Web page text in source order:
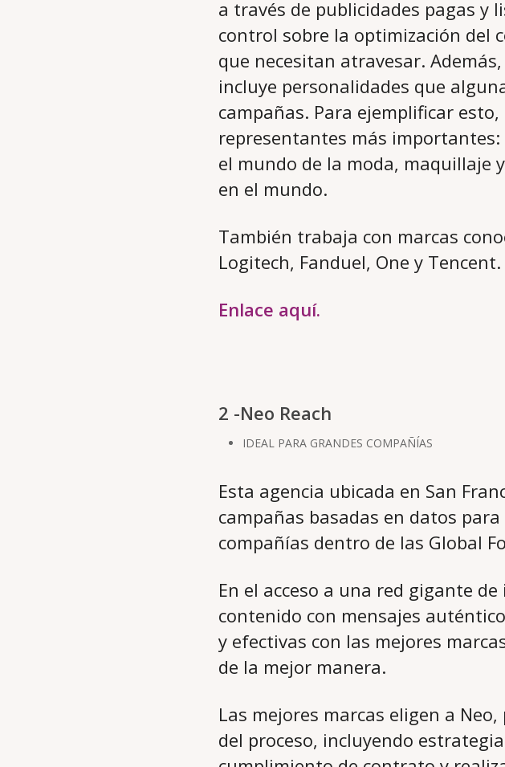
a través de publicidades pagas y
control sobre la optimización del
que necesitan atravesar.
incluye personalidades que
campañas. Para ejemplificar
representantes más importantes:
el mundo de la moda, maquillaje
en el mundo.
También trabaja con marcas
Logitech, Fanduel, One y Tencent.
Enlace aquí.
2 -Neo Reach
IDEAL PARA GRANDES COMPAÑÍAS
Esta agencia ubicada en San
campañas basadas en datos
compañías dentro de las Global
En el acceso a una red gigante
contenido con mensajes
y efectivas con las mejores
de la mejor manera.
Las mejores marcas eligen a
del proceso, incluyendo